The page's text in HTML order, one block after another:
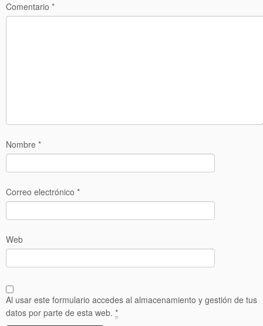
Comentario *
Nombre *
Correo electrónico *
Web
Al usar este formulario accedes al almacenamiento y gestión de tus
datos por parte de esta web. *